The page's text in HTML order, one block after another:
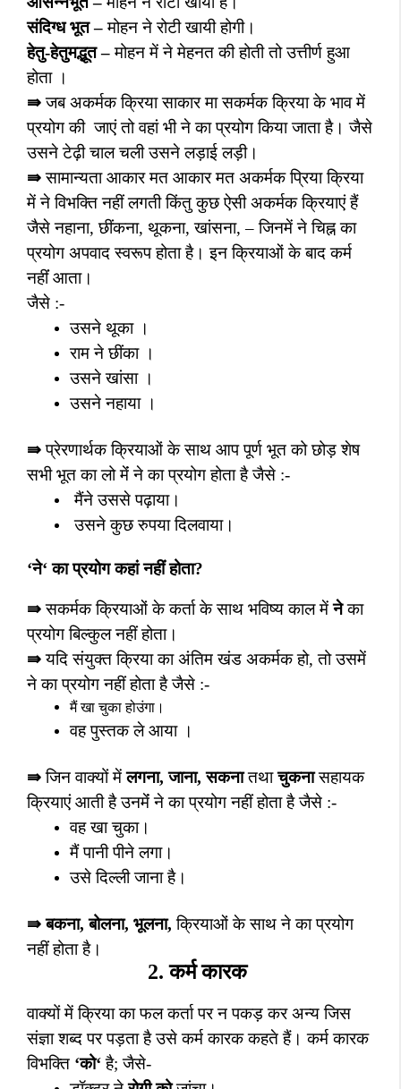
संदिग्ध भूत –मोहन ने रोटी खायी होगी।
हेतु-हेतुमद्भूत –मोहन में ने मेहनत की होती तो उत्तीर्ण हुआ
होता ।
⇛जब अकर्मक क्रिया साकार मा सकर्मक क्रिया के भाव में
प्रयोग की जाएं तो वहां भी ने का प्रयोग किया जाता है। जैसे
उसने टेढ़ी चाल चलीउसने लड़ाई लड़ी।
⇛ सामान्यता आकार मत आकार मत अकर्मक प्रिया क्रिया
में ने विभक्ति नहीं लगती किंतु कुछ ऐसी अकर्मक क्रियाएं हैं
जैसे नहाना,छींकना, थूकना,खांसना, –जिनमें ने चिह्न का
प्रयोग अपवाद स्वरूप होता है। इन क्रियाओं के बाद कर्म
नहींं आता।
जैसे :-
उसने थूका ।
राम ने छींका ।
उसने खांसा ।
उसने नहाया ।
⇛ प्रेरणार्थक क्रियाओं के साथ आप पूर्ण भूत को छोड़ शेष
सभी भूत का लो मेंं ने का प्रयोग होता है जैसे :-
मैंने उससे पढ़ाया।
उसने कुछ रुपया दिलवाया।
‘ने‘का प्रयोग कहां नहीं होता?
⇛ सकर्मक क्रियाओं के कर्ता के साथ भविष्य काल में ने का
प्रयोग बिल्कुल नहीं होता।
⇛ यदि संयुक्त क्रिया का अंतिम खंड अकर्मक हो,तो उसमें
ने का प्रयोग नहीं होता है जैसे :-
मैं खा चुका होउंगा।
वह पुस्तक ले आया ।
⇛ जिन वाक्यों में लगना,जाना,सकना तथा चुकना सहायक
क्रियाएं आती है उनमेंं ने का प्रयोग नहीं होता है जैसे :-
वह खा चुका।
मैं पानी पीने लगा।
उसे दिल्ली जाना है।
⇛ बकना,बोलना, भूलना, क्रियाओं के साथ ने का प्रयोग
नहीं होता है।
2.कर्म कारक
वाक्यों में क्रिया का फल कर्ता पर न पकड़ कर अन्य जिस
संज्ञा शब्द पर पड़ता है उसे कर्म कारक कहते हैं। कर्म कारक
विभक्ति ‘को‘ है;जैसे-